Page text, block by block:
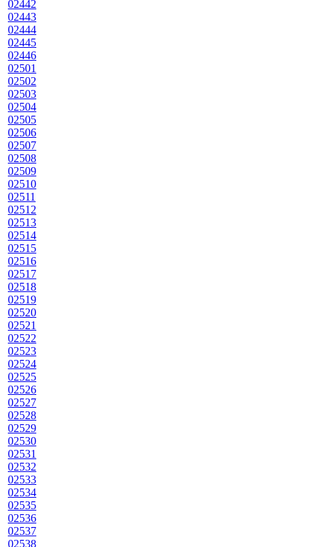
02442
02443
02444
02445
02446
02501
02502
02503
02504
02505
02506
02507
02508
02509
02510
02511
02512
02513
02514
02515
02516
02517
02518
02519
02520
02521
02522
02523
02524
02525
02526
02527
02528
02529
02530
02531
02532
02533
02534
02535
02536
02537
02538